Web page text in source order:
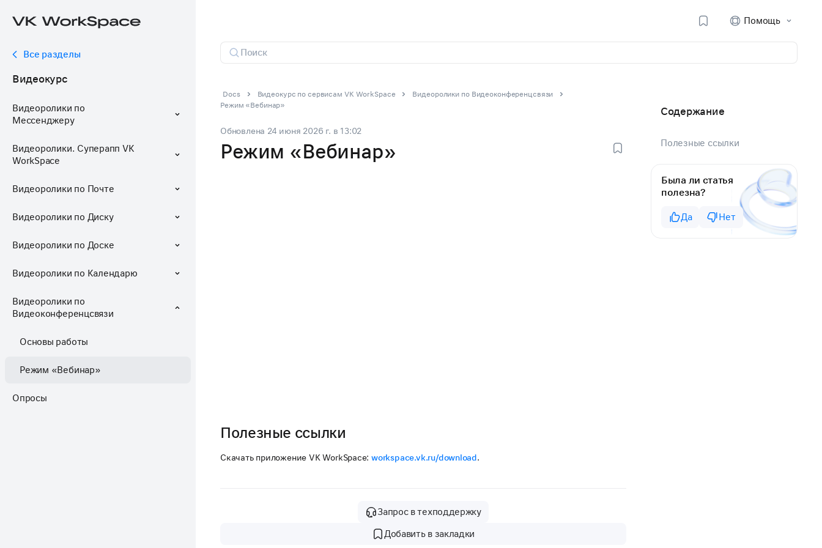
Помощь
Все разделы
Видеокурс
Видеоролики по
Мессенджеру
Видеоролики. Суперапп VK
WorkSpace
Видеоролики по Почте
Видеоролики по Диску
Видеоролики по Доске
Видеоролики по Календарю
Видеоролики по
Видеоконференцсвязи
Основы работы
Режим «Вебинар»
Опросы
Docs Видеокурс по сервисам VK WorkSpace
Видеоролики по Видеоконференцсвязи
Режим «Вебинар»
Обновлена 24 июня 2026 г. в 13:02
Режим «Вебинар»
Полезные ссылки
Скачать приложение VK WorkSpace:workspace.vk.ru/download.
Запрос в техподдержку
Добавить в закладки
Содержание
Полезные ссылки
Была ли статья
полезна?
Да Нет